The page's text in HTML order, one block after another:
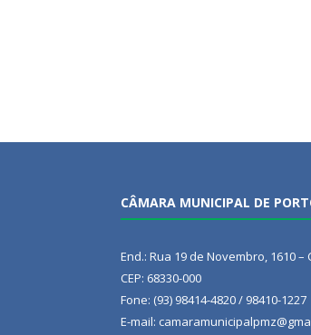
CÂMARA MUNICIPAL DE
End.: Rua 19 de Novembro, 1610 –
CEP: 68330-000
Fone: (93) 98414-4820 / 98410-1227
E-mail: